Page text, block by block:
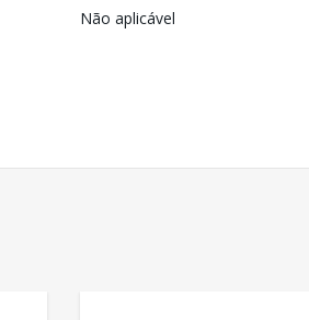
Não aplicável